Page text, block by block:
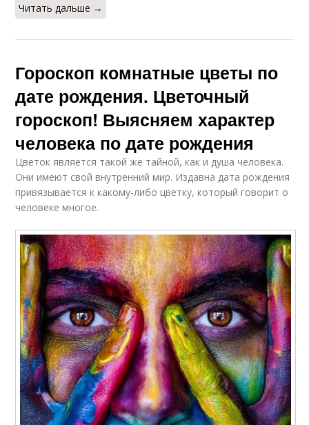
Читать дальше →
Гороскоп комнатные цветы по
дате рождения. Цветочный
гороскоп! Выясняем характер
человека по дате рождения
Цветок является такой же тайной, как и душа человека.
Они имеют свой внутренний мир. Издавна дата рождения
привязывается к какому-либо цветку, который говорит о
человеке многое.